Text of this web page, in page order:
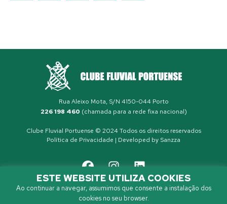
Rua Aleixo Mota, S/N 4150-044 Porto
226 198 460 (chamada para a rede fixa nacional)
Clube Fluvial Portuense © 2024 Todos os direitos reservados
Política de Privacidade | Developed by Sanzza
ESTE WEBSITE UTILIZA COOKIES
Ao continuar a navegar, assumimos que consente a instalação dos
cookies no seu browser.